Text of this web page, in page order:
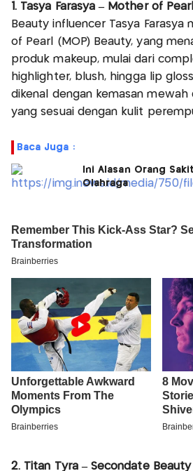
1. Tasya Farasya – Mother of
Beauty influencer Tasya Farasya
of Pearl (MOP) Beauty, yang
produk makeup, mulai dari
highlighter, blush, hingga lip
dikenal dengan kemasan mewah
yang sesuai dengan kulit
Baca Juga :
Ini Alasan Orang
Olahraga
2. Titan Tyra – Secondate Beauty